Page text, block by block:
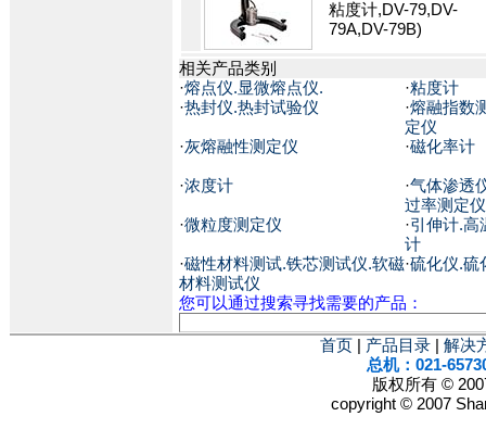
粘度计,DV-79,DV-
79A,DV-79B)
相关产品类别
·熔点仪.显微熔点仪. ·粘度计
·热封仪.热封试验仪 ·熔融指数
定仪
·灰熔融性测定仪 ·磁化率计
·浓度计 ·气体渗透
过率测定仪
·微粒度测定仪 ·引伸计.高
计
·磁性材料测试.铁芯测试仪.软磁
材料测试仪
·硫化仪.硫
您可以通过搜索寻找需要的产品：
首页 产品目录
解决
总机：021-
版权所有 ©
copyright © 2007